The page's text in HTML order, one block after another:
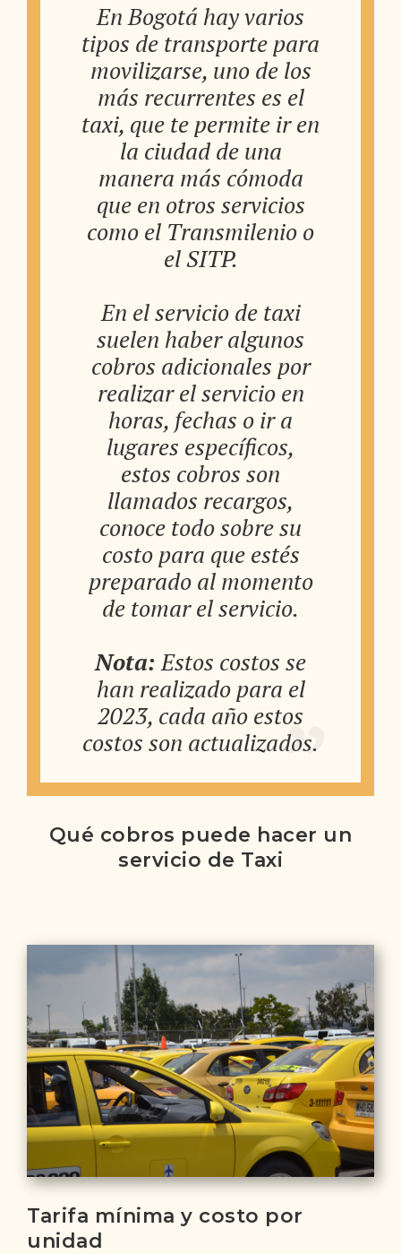
En Bogotá hay varios
tipos de transporte para
movilizarse, uno de los
más recurrentes es el
taxi, que te permite ir en
la ciudad de una
manera más cómoda
que en otros servicios
como el Transmilenio o
el SITP.
En el servicio de taxi
suelen haber algunos
cobros adicionales por
realizar el servicio en
horas, fechas o ir a
lugares específicos,
estos cobros son
llamados recargos,
conoce todo sobre su
costo para que estés
preparado al momento
de tomar el servicio.
Nota: Estos costos se
han realizado para el
2023, cada año estos
costos son actualizados.
Qué cobros puede hacer un
servicio de Taxi
Tarifa mínima y costo por
unidad